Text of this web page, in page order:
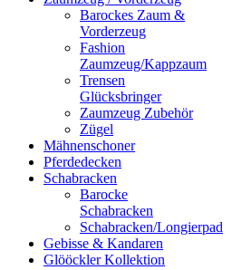
Barockes Zaum &
Vorderzeug
Fashion
Zaumzeug/Kappzaum
Trensen
Glücksbringer
Zaumzeug Zubehör
Zügel
Mähnenschoner
Pferdedecken
Schabracken
Barocke
Schabracken
Schabracken/Longierpad
Gebisse & Kandaren
Glööckler Kollektion